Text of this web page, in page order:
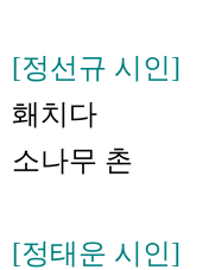
[정선규 시인]
홰치다
소나무 촌
[정태운 시인]